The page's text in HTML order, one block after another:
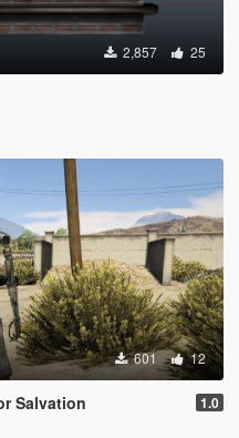
2,857 25
601 12
Salvation 1.0